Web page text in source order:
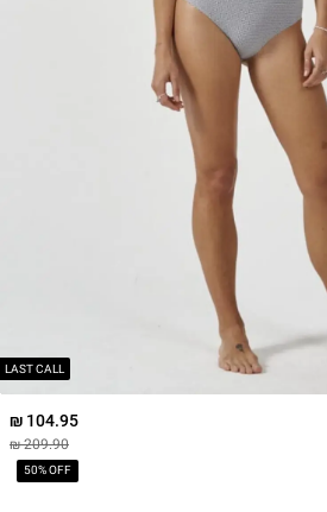
LAST CALL
104.95 ₪
209.90 ₪
50% OFF